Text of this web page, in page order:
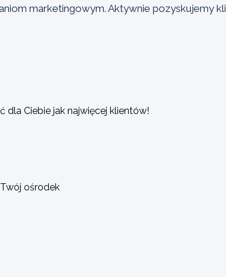
marketingowym. Aktywnie pozyskujemy
dla Ciebie jak najwięcej klientów!
ośrodek